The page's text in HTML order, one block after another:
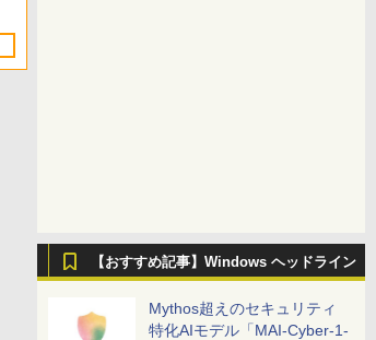
【おすすめ記事】Windows ヘッドライン
Mythos超えのセキュリティ
特化AIモデル「MAI-Cyber-1-